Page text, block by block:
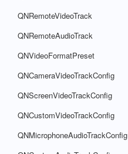
QNRemoteVideoTrack
QNRemoteAudioTrack
QNVideoFormatPreset
QNCameraVideoTrackConfig
QNScreenVideoTrackConfig
QNCustomVideoTrackConfig
QNMicrophoneAudioTrackConfig